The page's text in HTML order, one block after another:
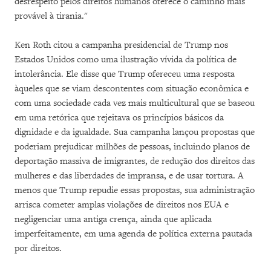
provável à tirania."
Ken Roth citou a campanha presidencial de Trump nos
Estados Unidos como uma ilustração vívida da política de
intolerância. Ele disse que Trump ofereceu uma resposta
àqueles que se viam descontentes com situação econômica e
com uma sociedade cada vez mais multicultural que se baseou
em uma retórica que rejeitava os princípios básicos da
dignidade e da igualdade. Sua campanha lançou propostas que
poderiam prejudicar milhões de pessoas, incluindo planos de
deportação massiva de imigrantes, de redução dos direitos das
mulheres e das liberdades de impransa, e de usar tortura. A
menos que Trump repudie essas propostas, sua administração
arrisca cometer amplas violações de direitos nos EUA e
negligenciar uma antiga crença, ainda que aplicada
imperfeitamente, em uma agenda de política externa pautada
por direitos.